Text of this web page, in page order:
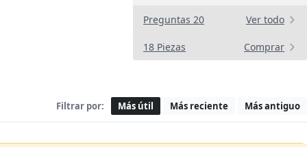
Preguntas 20 Ver todo
18 Piezas Comprar
Filtrar por: Más útil Más reciente Más antiguo